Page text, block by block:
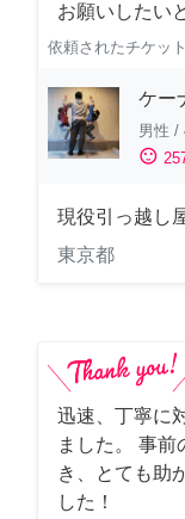
お願いしたい
依頼されたチケット
ケー
男性 /
sentiment_satisfied
現役引っ越し
東京都
迅速、丁寧に
ました。 事
き、とても助
した！